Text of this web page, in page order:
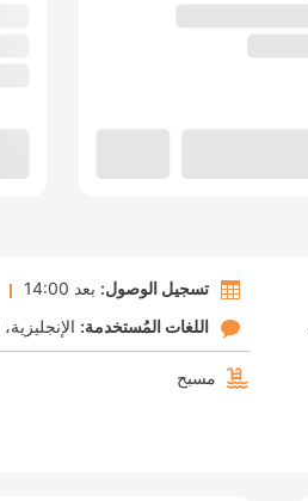
تسجيل الوصول: بعد 14:00
اللغات المُستخدمة: الإنجليزية
مسبح